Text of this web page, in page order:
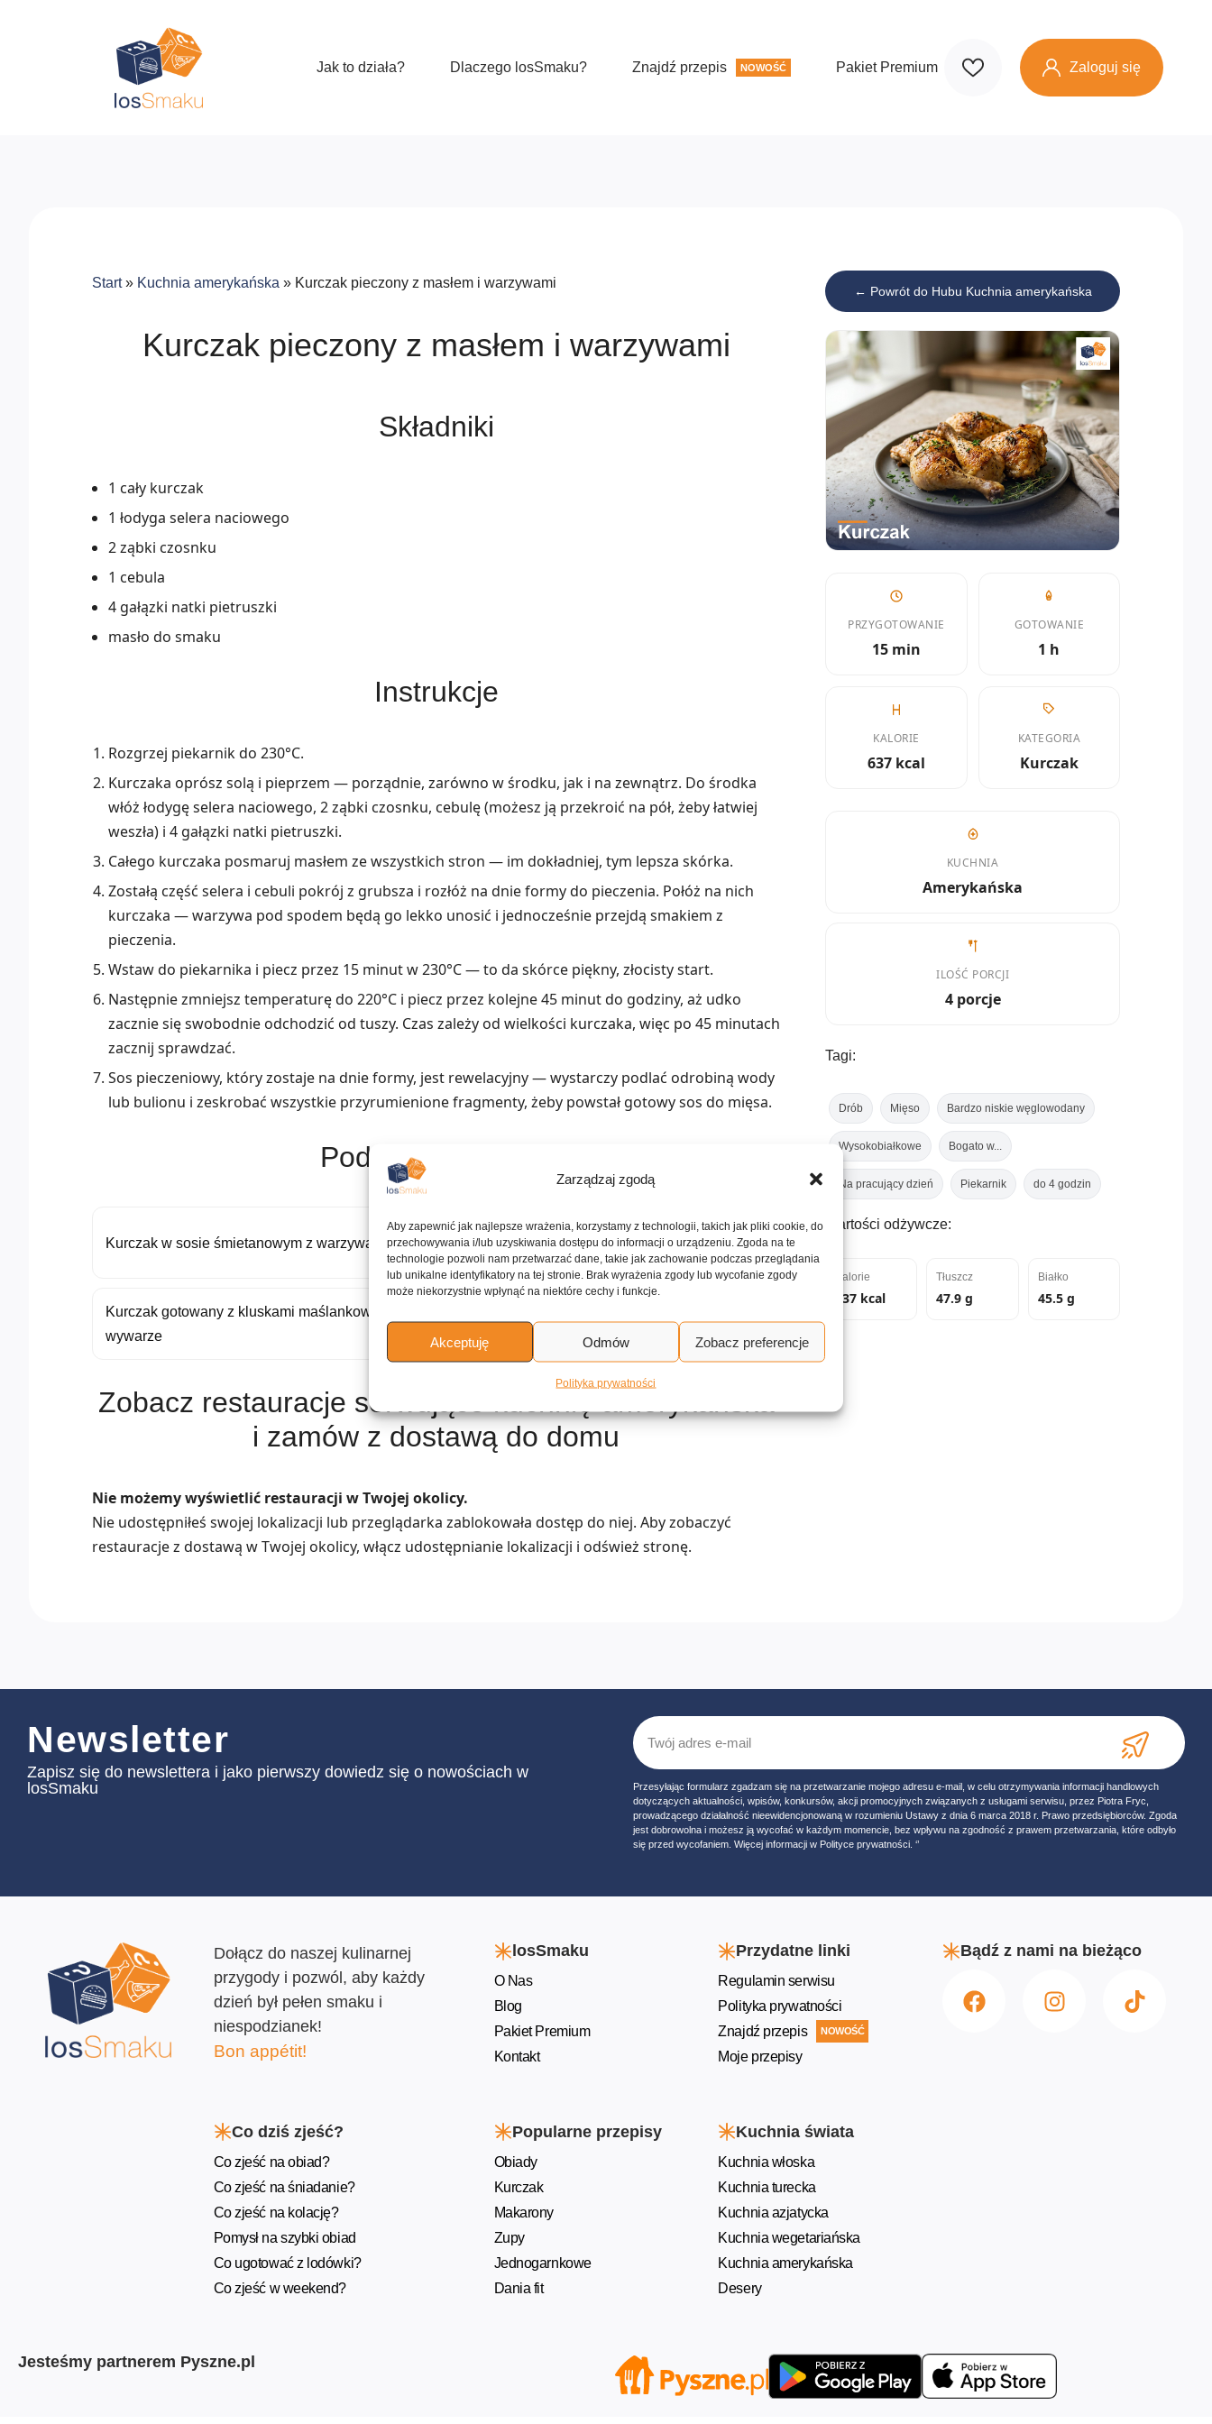
Zarządzaj zgodą
Aby zapewnić jak najlepsze wrażenia, korzystamy z technologii, takich jak pliki cookie, do
przechowywania i/lub uzyskiwania dostępu do informacji o urządzeniu. Zgoda na te
technologie pozwoli nam przetwarzać dane, takie jak zachowanie podczas przeglądania
lub unikalne identyfikatory na tej stronie. Brak wyrażenia zgody lub wycofanie zgody
może niekorzystnie wpłynąć na niektóre cechy i funkcje.
Akceptuję Odmów Zobacz preferencje
Polityka prywatności
Jak to działa? Dlaczego losSmaku? Znajdź przepis NOWOŚĆ Pakiet Premium Zaloguj się
Start» Kuchnia amerykańska » Kurczak pieczony z masłem i warzywami
Kurczak pieczony z masłem i warzywami
Składniki
1 cały kurczak
1 łodyga selera naciowego
2 ząbki czosnku
1 cebula
4 gałązki natki pietruszki
masło do smaku
Instrukcje
Rozgrzej piekarnik do 230°C.
Kurczaka oprósz solą i pieprzem — porządnie, zarówno w środku, jak i na zewnątrz. Do środka
włóż łodygę selera naciowego, 2 ząbki czosnku, cebulę (możesz ją przekroić na pół, żeby łatwiej
weszła) i 4 gałązki natki pietruszki.
Całego kurczaka posmaruj masłem ze wszystkich stron — im dokładniej, tym lepsza skórka.
Zostałą część selera i cebuli pokrój z grubsza i rozłóż na dnie formy do pieczenia. Połóż na nich
kurczaka — warzywa pod spodem będą go lekko unosić i jednocześnie przejdą smakiem z
pieczenia.
Wstaw do piekarnika i piecz przez 15 minut w 230°C — to da skórce piękny, złocisty start.
Następnie zmniejsz temperaturę do 220°C i piecz przez kolejne 45 minut do godziny, aż udko
zacznie się swobodnie odchodzić od tuszy. Czas zależy od wielkości kurczaka, więc po 45 minutach
zacznij sprawdzać.
Sos pieczeniowy, który zostaje na dnie formy, jest rewelacyjny — wystarczy podlać odrobiną wody
lub bulionu i zeskrobać wszystkie przyrumienione fragmenty, żeby powstał gotowy sos do mięsa.
Podobne przepisy
Kurczak w sosie śmietanowym z warzywami
Łapki kurczaka duszone w sosie sojowym z
imbirem
Kurczak gotowany z kluskami maślankowymi w
wywarze
Taco z kurczakiem w sosie z zielonego chili
Zobacz restauracje serwujące kuchnię amerykańska
i zamów z dostawą do domu
Nie możemy wyświetlić restauracji w Twojej okolicy.
Nie udostępniłeś swojej lokalizacji lub przeglądarka zablokowała dostęp do niej. Aby zobaczyć
restauracje z dostawą w Twojej okolicy, włącz udostępnianie lokalizacji i odśwież stronę.
← Powrót do Hubu Kuchnia amerykańska
PRZYGOTOWANIE
15 min
GOTOWANIE
1 h
KALORIE
637 kcal
KATEGORIA
Kurczak
KUCHNIA
Amerykańska
ILOŚĆ PORCJI
4 porcje
Tagi:
Drób Mięso Bardzo niskie węglowodany
Wysokobiałkowe Bogato w...
Na pracujący dzień Piekarnik do 4 godzin
Wartości odżywcze:
Kalorie
637 kcal
Tłuszcz
47.9 g
Białko
45.5 g
Newsletter
Zapisz się do newslettera i jako pierwszy dowiedz się o nowościach w
losSmaku
Przesyłając formularz zgadzam się na przetwarzanie mojego adresu e-mail, w celu otrzymywania informacji handlowych
dotyczących aktualności, wpisów, konkursów, akcji promocyjnych związanych z usługami serwisu, przez Piotra Fryc,
prowadzącego działalność nieewidencjonowaną w rozumieniu Ustawy z dnia 6 marca 2018 r. Prawo przedsiębiorców. Zgoda
jest dobrowolna i możesz ją wycofać w każdym momencie, bez wpływu na zgodność z prawem przetwarzania, które odbyło
się przed wycofaniem. Więcej informacji w Polityce prywatności. ‘’
Dołącz do naszej kulinarnej
przygody i pozwól, aby każdy
dzień był pełen smaku i
niespodzianek!
Bon appétit!
losSmaku
O Nas
Blog
Pakiet Premium
Kontakt
Przydatne linki
Regulamin serwisu
Polityka prywatności
Znajdź przepis
NOWOŚĆ
Moje przepisy
Bądź z nami na bieżąco
Co dziś zjeść?
Co zjeść na obiad?
Co zjeść na śniadanie?
Co zjeść na kolację?
Pomysł na szybki obiad
Co ugotować z lodówki?
Co zjeść w weekend?
Popularne przepisy
Obiady
Kurczak
Makarony
Zupy
Jednogarnkowe
Dania fit
Kuchnia świata
Kuchnia włoska
Kuchnia turecka
Kuchnia azjatycka
Kuchnia wegetariańska
Kuchnia amerykańska
Desery
Jesteśmy partnerem Pyszne.pl